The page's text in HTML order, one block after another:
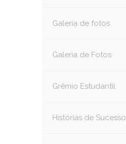
Galeria de fotos
Galeria de Fotos
Grêmio Estudantil
Histórias de Sucesso